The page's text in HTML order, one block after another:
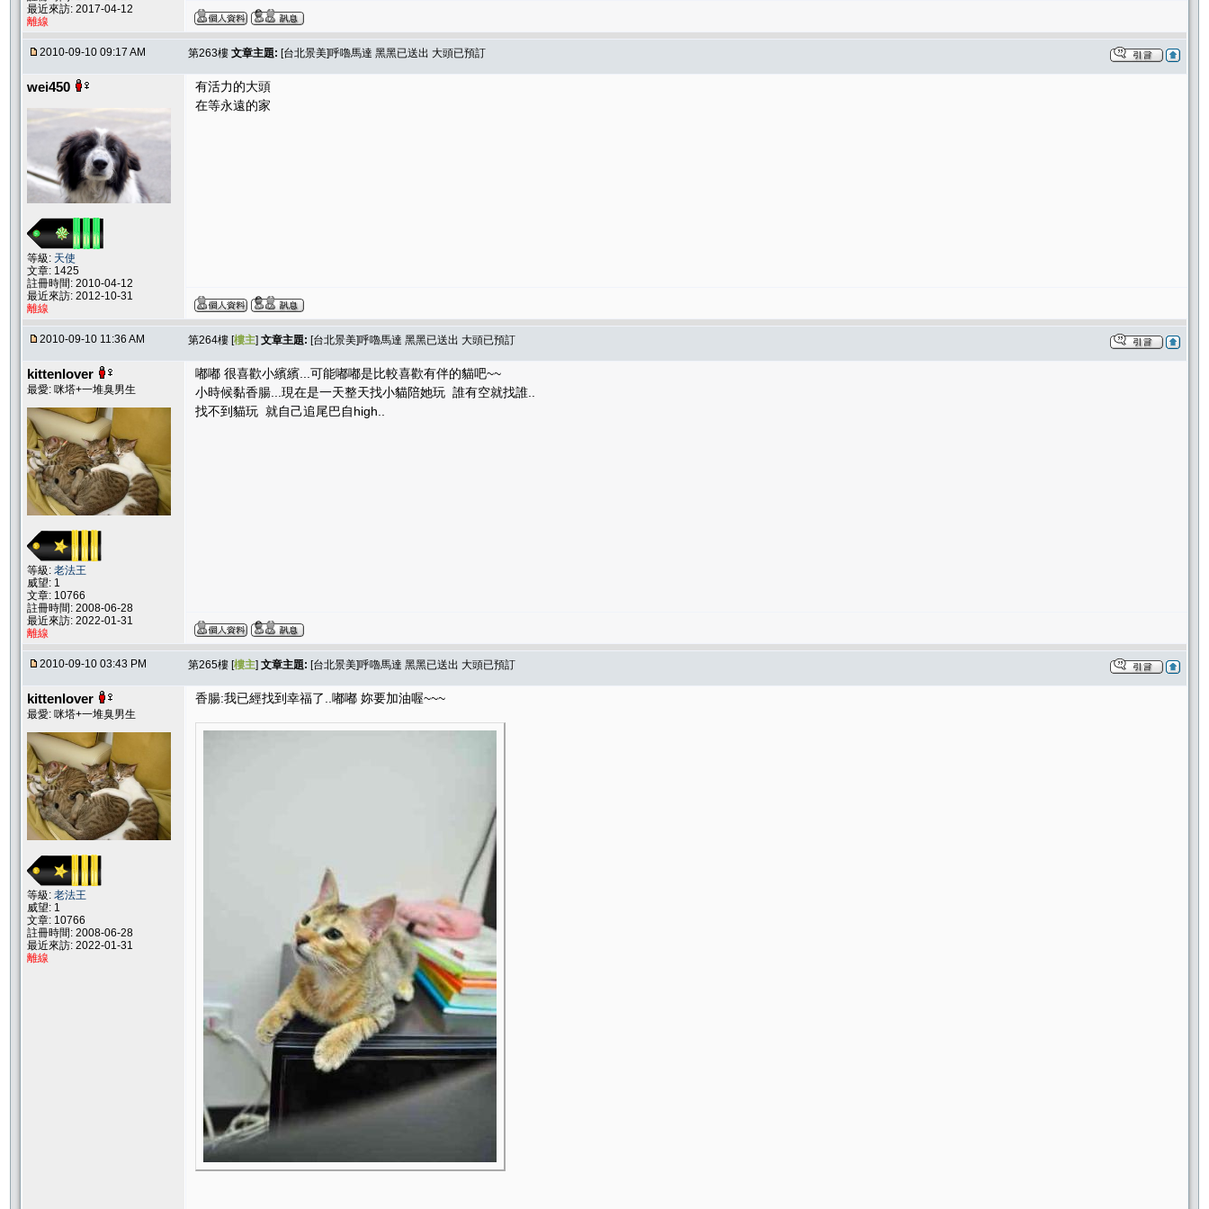
最近來訪: 2017-04-12
離線
2010-09-10 09:17 AM 第263樓 文章主題: [台北景美]呼嚕馬達 黑黑已送出 大頭已預訂
wei450
等級: 天使
文章: 1425
註冊時間: 2010-04-12
最近來訪: 2012-10-31
離線
有活力的大頭
在等永遠的家
2010-09-10 11:36 AM 第264樓 [樓主] 文章主題: [台北景美]呼嚕馬達 黑黑已送出 大頭已預訂
kittenlover
最愛: 咪塔+一堆臭男生
等級: 老法王
威望: 1
文章: 10766
註冊時間: 2008-06-28
最近來訪: 2022-01-31
離線
嘟嘟 很喜歡小繽繽...可能嘟嘟是比較喜歡有伴的貓吧~~
小時候黏香腸...現在是一天整天找小貓陪她玩 誰有空就找誰..
找不到貓玩 就自己追尾巴自high..
2010-09-10 03:43 PM 第265樓 [樓主] 文章主題: [台北景美]呼嚕馬達 黑黑已送出 大頭已預訂
kittenlover
最愛: 咪塔+一堆臭男生
等級: 老法王
威望: 1
文章: 10766
註冊時間: 2008-06-28
最近來訪: 2022-01-31
離線
香腸:我已經找到幸福了..嘟嘟 妳要加油喔~~~